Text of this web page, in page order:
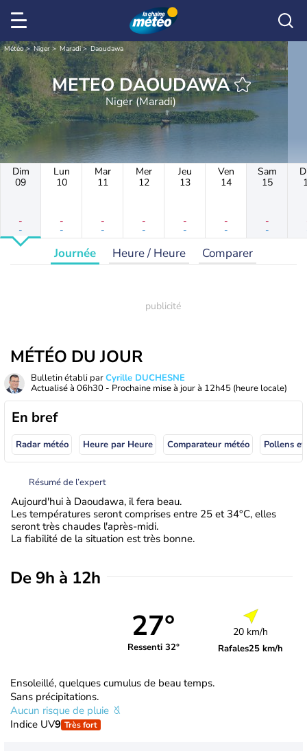
Météo Niger Maradi Daoudawa
METEO DAOUDAWA
Niger (Maradi)
Dim
09
-
-
Lun
10
-
-
Mar
11
-
-
Mer
12
-
-
Jeu
13
-
-
Ven
14
-
-
Sam
15
-
-
Journée Heure / Heure Comparer
MÉTÉO DU JOUR
Bulletin établi parCyrille DUCHESNE
Actualisé à 06h30 - Prochaine mise à jour à 12h45 (heure locale)
En bref
Radar météo Heure par Heure Comparateur météo Pollens
Résumé de l’expert
Aujourd'hui à Daoudawa, il fera beau.
Les températures seront comprises entre 25 et 34°C, elles
seront très chaudes l'après-midi.
La fiabilité de la situation est très bonne.
De 9h à 12h
27°
Ressenti 32°
20 km/h
Rafales25 km/h
Ensoleillé, quelques cumulus de beau temps.
Sans précipitations.
Aucun risque de pluie
Indice UV9 Très fort